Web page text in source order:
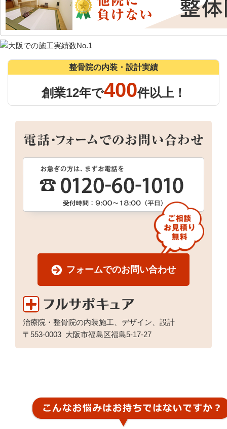
整骨院の内装・設計実績
創業12年で400件以上！
フォームでのお問い合わせ
治療院・整骨院の内装施工、デザイン、設計
〒553-0003 大阪市福島区福島5-17-27